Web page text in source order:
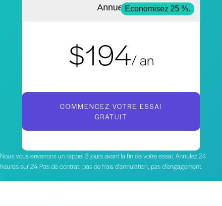
Annuel Economisez 25 %.
$194/ an
COMMENCEZ VOTRE ESSAI
GRATUIT
Nous vous enverrons un rappel 3 jours avant la fin de votre essai. Annulez 24
heures sur 24 Pas de contrat, pas de frais d'annulation, pas d'engagement.